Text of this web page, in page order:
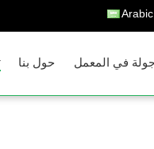
Arabic
حول بنا جولة في المعمل